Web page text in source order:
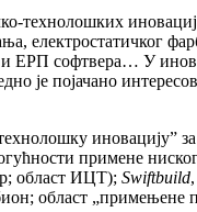
технолошких
електростатичког
и ЕРП софтвера… У
је појачано
иновацију”
примене
област ИЦТ); Swiftbuild
област „примењене